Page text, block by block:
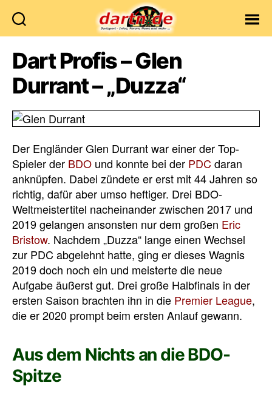
Dart Profis – Glen
Durrant – „Duzza“
Der Engländer Glen Durrant war einer der Top-
Spieler der BDO und konnte bei der PDC daran
anknüpfen. Dabei zündete er erst mit 44 Jahren so
richtig, dafür aber umso heftiger. Drei BDO-
Weltmeistertitel nacheinander zwischen 2017 und
2019 gelangen ansonsten nur dem großen Eric
Bristow. Nachdem „Duzza“ lange einen Wechsel
zur PDC abgelehnt hatte, ging er dieses Wagnis
2019 doch noch ein und meisterte die neue
Aufgabe äußerst gut. Drei große Halbfinals in der
ersten Saison brachten ihn in die Premier League,
die er 2020 prompt beim ersten Anlauf gewann.
Aus dem Nichts an die BDO-
Spitze